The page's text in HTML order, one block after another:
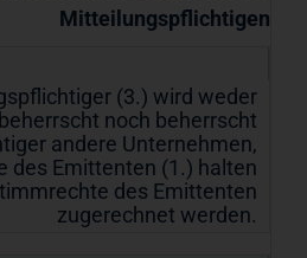
Mitteilungspflichtigen
(3.) wird weder
beherrscht noch beherrscht
andere Unternehmen,
des Emittenten (1.) halten
des Emittenten
zugerechnet werden.